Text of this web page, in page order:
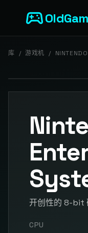
sports_esports
库 / 游戏机 /
开创性的 8-bit
CPU